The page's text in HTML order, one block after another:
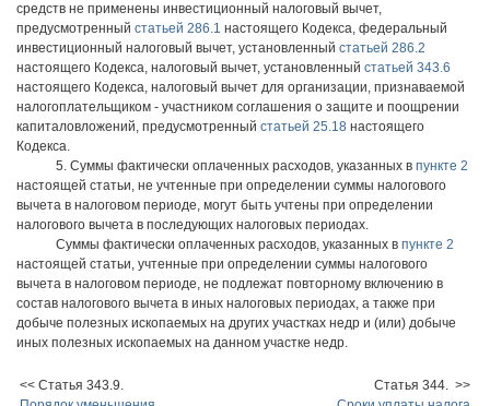
средств не применены инвестиционный налоговый вычет,
предусмотренный статьей 286.1 настоящего Кодекса, федеральный
инвестиционный налоговый вычет, установленный статьей 286.2
настоящего Кодекса, налоговый вычет, установленный статьей 343.6
настоящего Кодекса, налоговый вычет для организации, признаваемой
налогоплательщиком - участником соглашения о защите и поощрении
капиталовложений, предусмотренный статьей 25.18 настоящего
Кодекса.
5. Суммы фактически оплаченных расходов, указанных в пункте 2
настоящей статьи, не учтенные при определении суммы налогового
вычета в налоговом периоде, могут быть учтены при определении
налогового вычета в последующих налоговых периодах.
Суммы фактически оплаченных расходов, указанных в пункте 2
настоящей статьи, учтенные при определении суммы налогового
вычета в налоговом периоде, не подлежат повторному включению в
состав налогового вычета в иных налоговых периодах, а также при
добыче полезных ископаемых на других участках недр и (или) добыче
иных полезных ископаемых на данном участке недр.
<< Статья 343.9.
Статья 344. >>